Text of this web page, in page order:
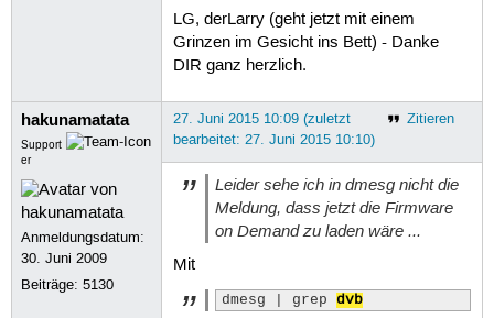
128
129
130
131
133
134
135
136
137
139
140
142
143
144
LG, derLarry (geht jetzt mit einem
Grinzen im Gesicht ins Bett) - Danke
DIR ganz herzlich.
hakunamatata
Support
er
Anmeldungsdatum:
30. Juni 2009
Beiträge:5130
Zitieren
27. Juni 2015 10:09 (zuletzt
bearbeitet: 27. Juni 2015 10:10)
Leider sehe ich in dmesg nicht die
Meldung, dass jetzt die Firmware
on Demand zu laden wäre ...
Mit
dmesg | grep dvb